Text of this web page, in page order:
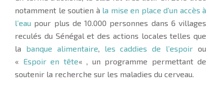
notamment le soutien à la mise en place d’un accès à
l’eau pour plus de 10.000 personnes dans 6 villages
reculés du Sénégal et des actions locales telles que
la banque alimentaire les caddies de l’espoir ou
« Espoir en tête« , un programme permettant de
soutenir la recherche sur les maladies du cerveau.